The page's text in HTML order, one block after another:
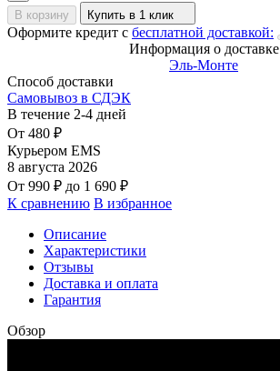
В корзину
Купить в 1 клик
Оформите кредит с бесплатной доставкой:
Информация о доставке
Эль-Монте
Способ доставки
Самовывоз в СДЭК
В течение 2-4 дней
От 480 ₽
Курьером EMS
8 августа 2026
От 990 ₽ до 1 690 ₽
К сравнению В избранное
Описание
Характеристики
Отзывы
Доставка и оплата
Гарантия
Обзор